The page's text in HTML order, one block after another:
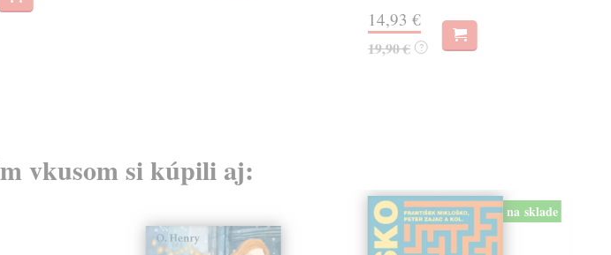
14,93 €
19,90 € ?
vkusom si kúpili aj:
na sklade